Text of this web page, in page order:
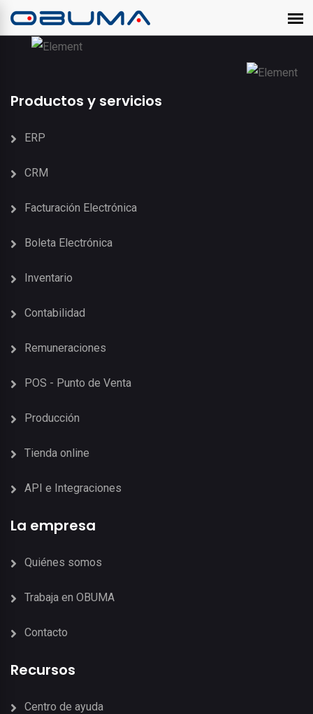
Productos y servicios
ERP
CRM
Facturación Electrónica
Boleta Electrónica
Inventario
Contabilidad
Remuneraciones
POS - Punto de Venta
Producción
Tienda online
API e Integraciones
La empresa
Quiénes somos
Trabaja en OBUMA
Contacto
Recursos
Centro de ayuda